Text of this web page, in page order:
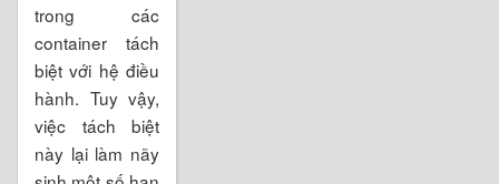
trong các
container tách
biệt với hệ điều
hành. Tuy vậy,
việc tách biệt
này lại làm nãy